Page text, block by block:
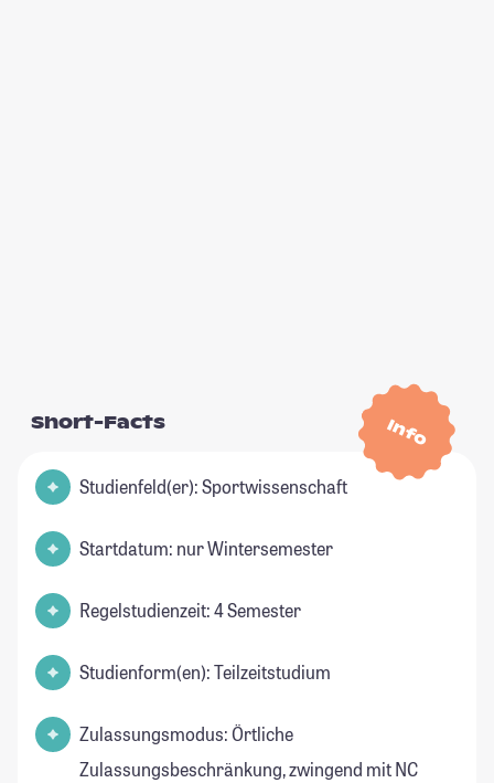
Info
Short-Facts
Studienfeld(er): Sportwissenschaft
Startdatum: nur Wintersemester
Regelstudienzeit: 4 Semester
Studienform(en): Teilzeitstudium
Zulassungsmodus: Örtliche
Zulassungsbeschränkung, zwingend mit NC